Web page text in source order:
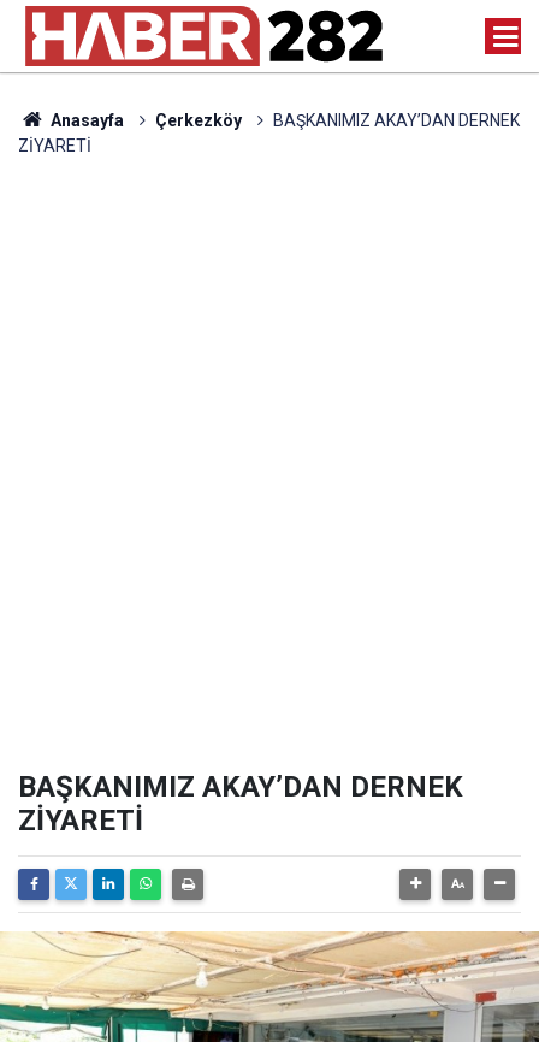
Anasayfa Çerkezköy
BAŞKANIMIZ AKAY’DAN DERNEK
ZİYARETİ
BAŞKANIMIZ AKAY’DAN DERNEK
ZİYARETİ